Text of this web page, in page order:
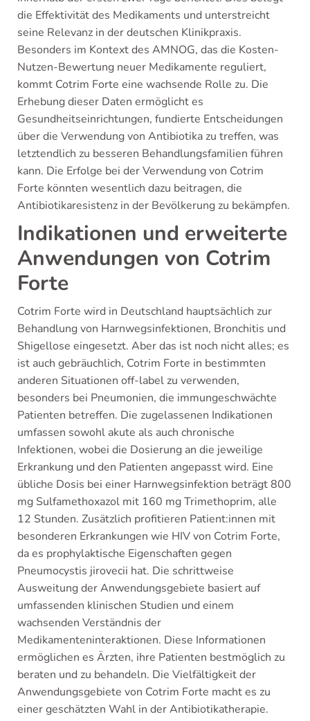
die Effektivität des Medikaments und unterstreicht
seine Relevanz in der deutschen Klinikpraxis.
Besonders im Kontext des AMNOG, das die Kosten-
Nutzen-Bewertung neuer Medikamente reguliert,
kommt Cotrim Forte eine wachsende Rolle zu. Die
Erhebung dieser Daten ermöglicht es
Gesundheitseinrichtungen, fundierte Entscheidungen
über die Verwendung von Antibiotika zu treffen, was
letztendlich zu besseren Behandlungsfamilien führen
kann. Die Erfolge bei der Verwendung von Cotrim
Forte könnten wesentlich dazu beitragen, die
Antibiotikaresistenz in der Bevölkerung zu bekämpfen.
Indikationen und erweiterte
Anwendungen von Cotrim
Forte
Cotrim Forte wird in Deutschland hauptsächlich zur
Behandlung von Harnwegsinfektionen, Bronchitis und
Shigellose eingesetzt. Aber das ist noch nicht alles; es
ist auch gebräuchlich, Cotrim Forte in bestimmten
anderen Situationen off-label zu verwenden,
besonders bei Pneumonien, die immungeschwächte
Patienten betreffen. Die zugelassenen Indikationen
umfassen sowohl akute als auch chronische
Infektionen, wobei die Dosierung an die jeweilige
Erkrankung und den Patienten angepasst wird. Eine
übliche Dosis bei einer Harnwegsinfektion beträgt 800
mg Sulfamethoxazol mit 160 mg Trimethoprim, alle
12 Stunden. Zusätzlich profitieren Patient:innen mit
besonderen Erkrankungen wie HIV von Cotrim Forte,
da es prophylaktische Eigenschaften gegen
Pneumocystis jirovecii hat. Die schrittweise
Ausweitung der Anwendungsgebiete basiert auf
umfassenden klinischen Studien und einem
wachsenden Verständnis der
Medikamenteninteraktionen. Diese Informationen
ermöglichen es Ärzten, ihre Patienten bestmöglich zu
beraten und zu behandeln. Die Vielfältigkeit der
Anwendungsgebiete von Cotrim Forte macht es zu
einer geschätzten Wahl in der Antibiotikatherapie.